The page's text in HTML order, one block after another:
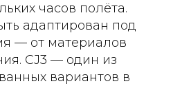
часов полёта.
адаптирован под
— от материалов
CJ3 — один из
вариантов в